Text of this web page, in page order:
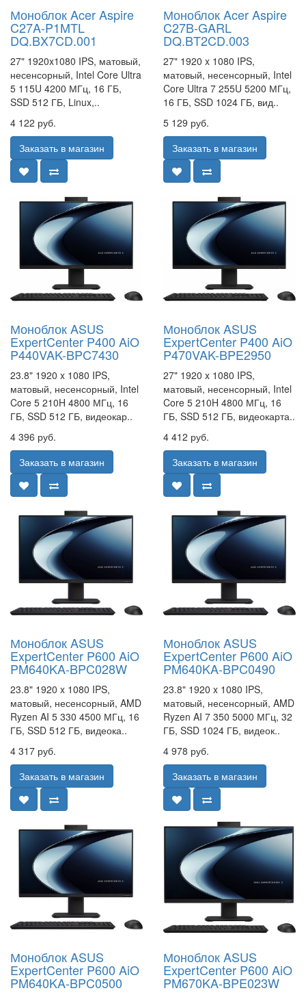
Моноблок Acer Aspire
C27A-P1MTL
DQ.BX7CD.001
27" 1920x1080 IPS, матовый,
несенсорный, Intel Core Ultra
5 115U 4200 МГц, 16 ГБ,
SSD 512 ГБ, Linux,..
4 122 руб.
Заказать в магазин
Моноблок Acer Aspire
C27B-GARL
DQ.BT2CD.003
27" 1920 x 1080 IPS,
матовый, несенсорный, Intel
Core Ultra 7 255U 5200 МГц,
16 ГБ, SSD 1024 ГБ, вид..
5 129 руб.
Заказать в магазин
Моноблок ASUS
ExpertCenter P400 AiO
P440VAK-BPC7430
23.8" 1920 x 1080 IPS,
матовый, несенсорный, Intel
Core 5 210H 4800 МГц, 16
ГБ, SSD 512 ГБ, видеокар..
4 396 руб.
Заказать в магазин
Моноблок ASUS
ExpertCenter P400 AiO
P470VAK-BPE2950
27" 1920 x 1080 IPS,
матовый, несенсорный, Intel
Core 5 210H 4800 МГц, 16
ГБ, SSD 512 ГБ, видеокарта..
4 412 руб.
Заказать в магазин
Моноблок ASUS
ExpertCenter P600 AiO
PM640KA-BPC028W
23.8" 1920 x 1080 IPS,
матовый, несенсорный, AMD
Ryzen AI 5 330 4500 МГц, 16
ГБ, SSD 512 ГБ, видеока..
4 317 руб.
Заказать в магазин
Моноблок ASUS
ExpertCenter P600 AiO
PM640KA-BPC0490
23.8" 1920 x 1080 IPS,
матовый, несенсорный, AMD
Ryzen AI 7 350 5000 МГц, 32
ГБ, SSD 1024 ГБ, видеок..
4 978 руб.
Заказать в магазин
Моноблок ASUS
ExpertCenter P600 AiO
PM640KA-BPC0500
Моноблок ASUS
ExpertCenter P600 AiO
PM670KA-BPE023W